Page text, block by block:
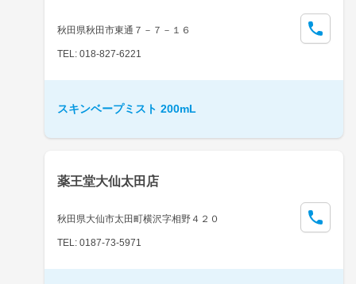
秋田県秋田市東通７－７－１６
TEL: 018-827-6221
スキンベープミスト 200mL
薬王堂大仙太田店
秋田県大仙市太田町横沢字相野４２０
TEL: 0187-73-5971